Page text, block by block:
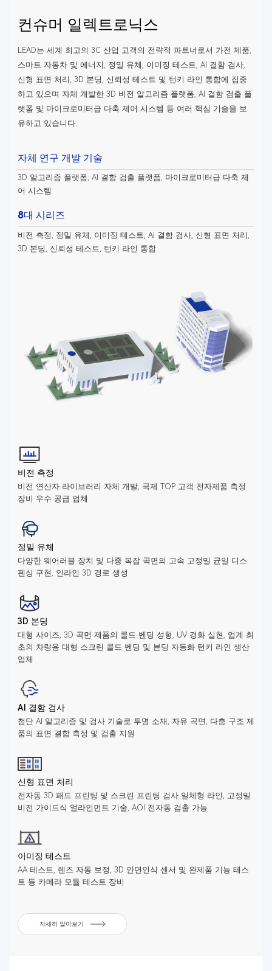
컨슈머 일렉트로닉스
LEAD는 세계 최고의 3C 산업 고객의 전략적 파트너로서 가전 제품,
스마트 자동차 및 에너지, 정밀 유체, 이미징 테스트, AI 결함 검사,
신형 표면 처리, 3D 본딩, 신뢰성 테스트 및 턴키 라인 통합에 집중
하고 있으며 자체 개발한 3D 비전 알고리즘 플랫폼, AI 결함 검출 플
랫폼 및 마이크로미터급 다축 제어 시스템 등 여러 핵심 기술을 보
유하고 있습니다.
자체 연구 개발 기술
3D 알고리즘 플랫폼, AI 결함 검출 플랫폼, 마이크로미터급 다축 제
어 시스템
8대 시리즈
비전 측정, 정밀 유체, 이미징 테스트, AI 결함 검사, 신형 표면 처리,
3D 본딩, 신뢰성 테스트, 턴키 라인 통합
비전 측정
비전 연산자 라이브러리 자체 개발, 국제 TOP 고객 전자제품 측정
장비 우수 공급 업체
정밀 유체
다양한 웨어러블 장치 및 다중 복잡 곡면의 고속 고정밀 균일 디스
펜싱 구현, 인라인 3D 경로 생성
3D 본딩
대형 사이즈, 3D 곡면 제품의 콜드 벤딩 성형, UV 경화 실현, 업계 최
초의 차량용 대형 스크린 콜드 벤딩 및 본딩 자동화 턴키 라인 생산
업체
AI 결함 검사
첨단 AI 알고리즘 및 검사 기술로 투명 소재, 자유 곡면, 다층 구조 제
품의 표면 결함 측정 및 검출 지원
신형 표면 처리
전자동 3D 패드 프린팅 및 스크린 프린팅 검사 일체형 라인, 고정밀
비전 가이드식 얼라인먼트 기술, AOI 전자동 검출 가능
이미징 테스트
AA 테스트, 렌즈 자동 보정, 3D 안면인식 센서 및 완제품 기능 테스
트 등 카메라 모듈 테스트 장비
자세히 알아보기